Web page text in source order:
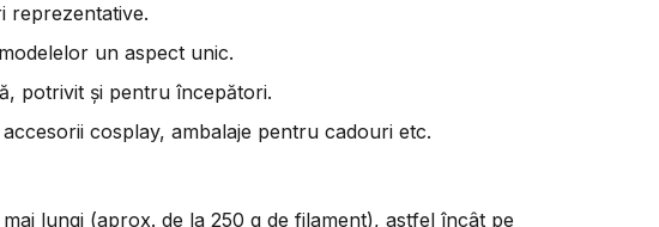
reprezentative.
un aspect unic.
potrivit și pentru începători.
cosplay, ambalaje pentru cadouri etc.
lungi (aprox. de la 250 g de filament), astfel încât pe